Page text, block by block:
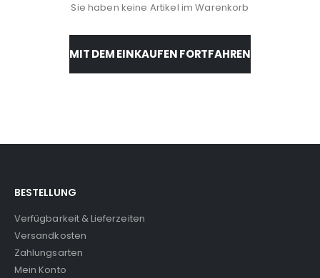
Sie haben keine Artikel im Warenkorb
MIT DEM EINKAUFEN FORTFAHREN
BESTELLUNG
Verfügbarkeit & Lieferzeiten
Versandkosten
Zahlungsarten
Mein Konto